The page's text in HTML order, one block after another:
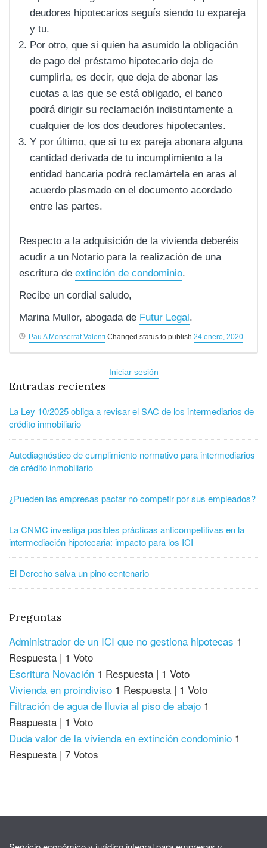
deudores hipotecarios seguís siendo tu expareja
y tu.
Por otro, que si quien ha asumido la obligación
de pago del préstamo hipotecario deja de
cumplirla, es decir, que deja de abonar las
cuotas a las que se está obligado, el banco
podrá dirigir su reclamación indistintamente a
cualquier de los dos deudores hipotecantes.
Y por último, que si tu ex pareja abonara alguna
cantidad derivada de tu incumplimiento a la
entidad bancaria podrá reclamártela en aras al
acuerdo plasmado en el documento acordado
entre las partes.
Respecto a la adquisición de la vivienda deberéis
acudir a un Notario para la realización de una
escritura de extinción de condominio.
Recibe un cordial saludo,
Marina Mullor, abogada de Futur Legal.
Pau A Monserrat Valenti Changed status to publish 24 enero, 2020
Iniciar sesión
Entradas recientes
La Ley 10/2025 obliga a revisar el SAC de los intermediarios de
crédito inmobiliario
Autodiagnóstico de cumplimiento normativo para intermediarios
de crédito inmobiliario
¿Pueden las empresas pactar no competir por sus empleados?
La CNMC investiga posibles prácticas anticompetitivas en la
intermediación hipotecaria: impacto para los ICI
El Derecho salva un pino centenario
Preguntas
Administrador de un ICI que no gestiona hipotecas 1
Respuesta | 1 Voto
Escritura Novación 1 Respuesta | 1 Voto
Vivienda en proindiviso 1 Respuesta | 1 Voto
Filtración de agua de lluvia al piso de abajo 1
Respuesta | 1 Voto
Duda valor de la vivienda en extinción condominio 1
Respuesta | 7 Votos